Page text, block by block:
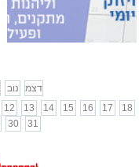
נוב
דצמ
12 13 14 15 16 17
18
30 31